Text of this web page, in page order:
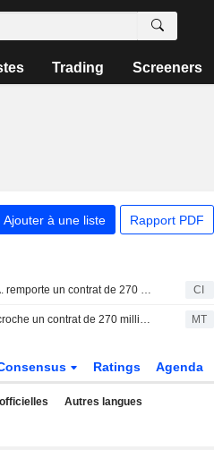
Trading Screeners
Ajouter à une liste Rapport PDF
Alstom S.A. remporte un contrat de 270 millions d'euros pour la fourniture de 25 trains X'trapolis 2.0 supplémentaires en Australie CI
Alstom décroche un contrat de 270 millions d'euros pour des locomotives avec un État australien MT
Ratings Agenda
Autres langues